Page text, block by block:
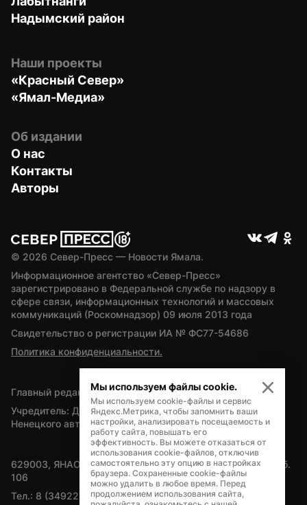
Надымский район
Наши проекты
«Красный Север»
«Ямал-Медиа»
Об издании
О нас
Контакты
Авторы
© 2026 Север-Пресс — Новости Ямала.
Информационное агентство «Север-Пресс»
зарегистрировано в Федеральной службе по надзору в
сфере связи, информационных технологий и массовых
коммуникаций (Роскомнадзор) 09 июля 2013 года
Свидетельство о регистрации ИА № ФС77-54686
Политика конфиденциальности.
Главный редактор — А.Л. Поздеев
Учредитель: Департамент внутренней политики Ямало-
Ненецкого автономного округа
629003, ЯНАО, Салехард, мкр. Богдана Кнунянца, д.1, каб.
106
Тел.: 8 (34922) 71262
Мы используем файлы cookie.
Мы используем cookie-файлы и сервис
Яндекс.Метрика, чтобы запомнить ваши
настройки, анализировать посещаемость и
работу сайта, повышать его
эффективность. Вы можете отказаться от
использования cookie-файлов, отключив
самостоятельно эту опцию в настройках
браузера. Сохраненные cookie-файлы
можно удалить в любое время. Перед
продолжением использования сайта,